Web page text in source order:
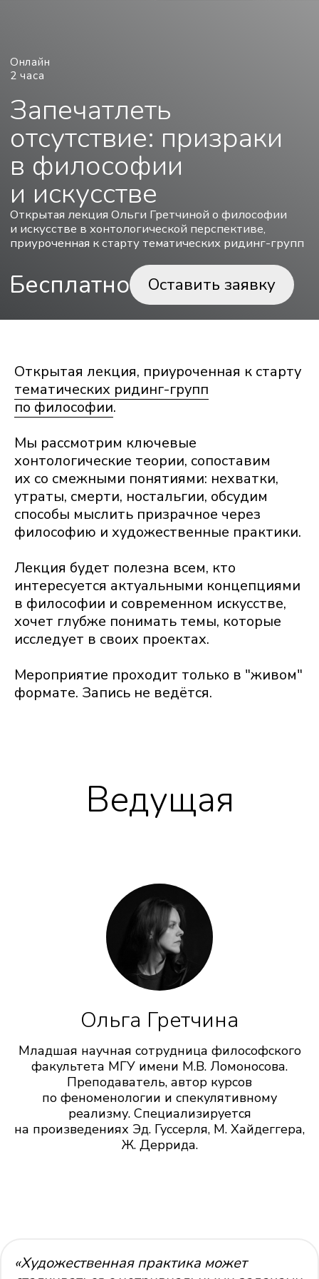
отсутствие: призраки
Открытая лекция Ольги Гретчиной о философии
и искусстве в хонтологической перспективе,
приуроченная к старту тематических ридинг-групп
Бесплатно Оставить заявку
Открытая лекция, приуроченная к старту
тематических ридинг-групп
по философии.
Мы рассмотрим ключевые
хонтологические теории, сопоставим
их со смежными понятиями: нехватки,
утраты, смерти, ностальгии, обсудим
способы мыслить призрачное через
философию и художественные практики.
Лекция будет полезна всем, кто
интересуется актуальными концепциями
в философии и современном искусстве,
хочет глубже понимать темы, которые
исследует в своих проектах.
Мероприятие проходит только в "живом"
формате. Запись не ведётся.
Ведущая
Ольга Гретчина
Младшая научная сотрудница философского
факультета МГУ имени М.В. Ломоносова.
Преподаватель, автор курсов
по феноменологии и спекулятивному
реализму. Специализируется
на произведениях Эд. Гуссерля, М. Хайдеггера,
Ж. Деррида.
«Художественная практика может